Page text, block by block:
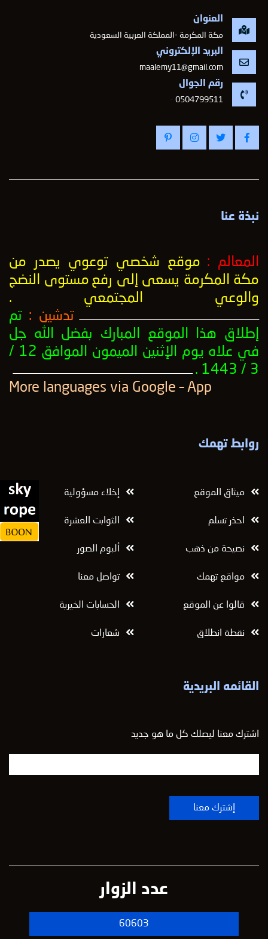
العنوان
مكة المكرمة -المملكة العربية السعودية
البريد الإلكتروني
maalemy11@gmail.com
رقم الجوال
0504799511
-
نبذة عنا
المعالم : موقع شخصي توعوي يصدر من
مكة المكرمة يسعى إلى رفع مستوى النضج
والوعي المجتمعي .
ــــــــــــــــــــــــــــــــــــــــــــــــــــــــــــــــــــــــــــــــــــــــــــــــــــ تدشين : تم
إطلاق هذا الموقع المبارك بفضل الله جل
في علاه يوم الإثنين الميمون الموافق 12 /
3 / 1443 .
ــــــــــــــــــــــــــــــــــــــــــــــــــــــــــــــــــــــــــــــــــــــــــــــــــــ
روابط تهمك
ميثاق الموقع إخلاء مسؤولية
احذر تسلم الثوابت العشرة
نصيحة من ذهب ألبوم الصور
مواقع تهمك تواصل معنا
قالوا عن الموقع الحسابات الخيرية
نقطة انطلاق شعارات
القائمه البريدية
اشترك معنا ليصلك كل ما هو جديد
عدد الزوار
60603